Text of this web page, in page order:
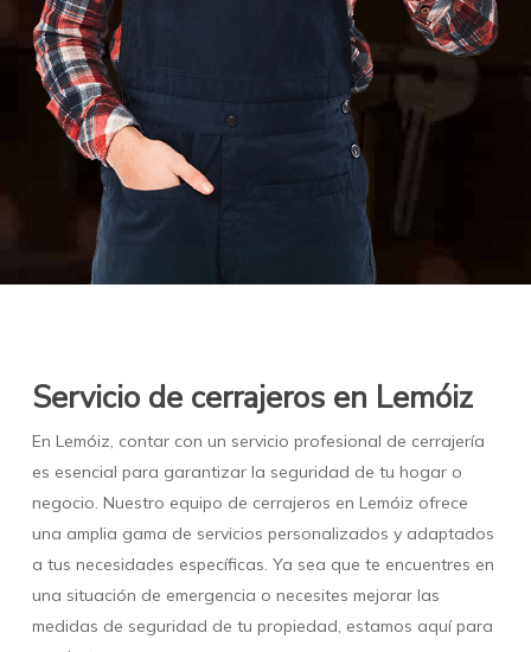
Servicio de cerrajeros en Lemóiz
En Lemóiz, contar con un servicio profesional de cerrajería
es esencial para garantizar la seguridad de tu hogar o
negocio. Nuestro equipo de cerrajeros en Lemóiz ofrece
una amplia gama de servicios personalizados y adaptados
a tus necesidades específicas. Ya sea que te encuentres en
una situación de emergencia o necesites mejorar las
medidas de seguridad de tu propiedad, estamos aquí para